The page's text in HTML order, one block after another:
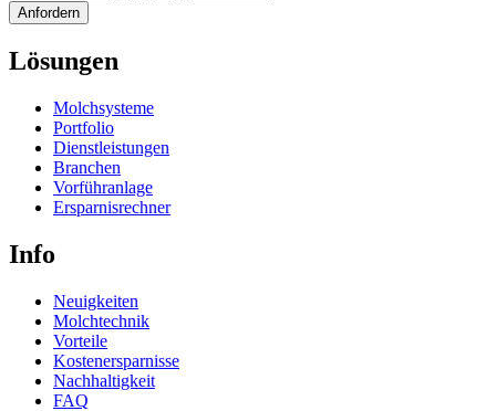
Anfordern
Lösungen
Molchsysteme
Portfolio
Dienstleistungen
Branchen
Vorführanlage
Ersparnisrechner
Info
Neuigkeiten
Molchtechnik
Vorteile
Kostenersparnisse
Nachhaltigkeit
FAQ